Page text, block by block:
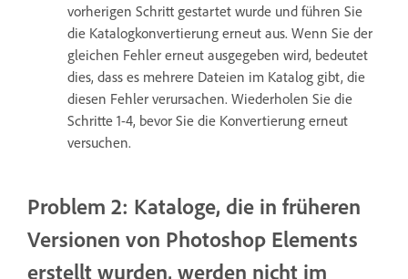
vorherigen Schritt gestartet wurde und führen Sie
die Katalogkonvertierung erneut aus. Wenn Sie der
gleichen Fehler erneut ausgegeben wird, bedeutet
dies, dass es mehrere Dateien im Katalog gibt, die
diesen Fehler verursachen. Wiederholen Sie die
Schritte 1-4, bevor Sie die Konvertierung erneut
versuchen.
Problem 2: Kataloge, die in früheren
Versionen von Photoshop Elements
erstellt wurden, werden nicht im